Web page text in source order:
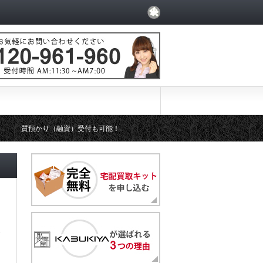
質預かり（融資）受付も可能！